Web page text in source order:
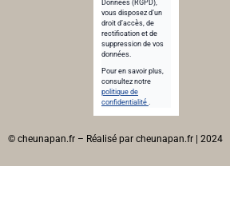
Données (RGPD),
vous disposez d’un
droit d’accès, de
rectification et de
suppression de vos
données.
Pour en savoir plus,
consultez notre
politique de
confidentialité .
© cheunapan.fr – Réalisé par cheunapan.fr | 2024